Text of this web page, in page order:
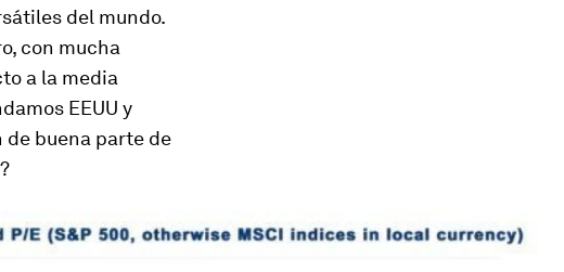
del mundo.
con mucha
a la media
EEUU y
de buena parte de